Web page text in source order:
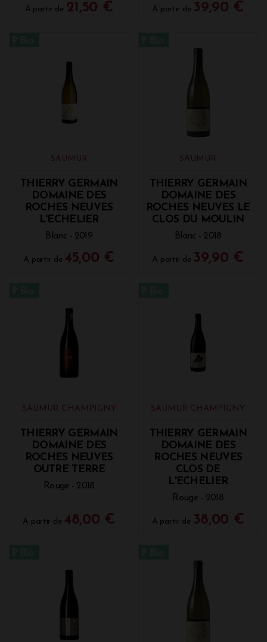
A partir de 21,50 € A partir de 39,90 €
SAUMUR
THIERRY GERMAIN
DOMAINE DES
ROCHES NEUVES
L'ECHELIER
Blanc - 2019
A partir de 45,00 €
SAUMUR
THIERRY GERMAIN
DOMAINE DES
ROCHES NEUVES LE
CLOS DU MOULIN
Blanc - 2018
A partir de 39,90 €
SAUMUR CHAMPIGNY
THIERRY GERMAIN
DOMAINE DES
ROCHES NEUVES
OUTRE TERRE
Rouge - 2018
A partir de 48,00 €
SAUMUR CHAMPIGNY
THIERRY GERMAIN
DOMAINE DES
ROCHES NEUVES
CLOS DE
L'ECHELIER
Rouge - 2018
A partir de 38,00 €